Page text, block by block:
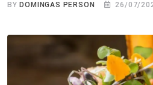
BY DOMINGAS PERSON 26/07/